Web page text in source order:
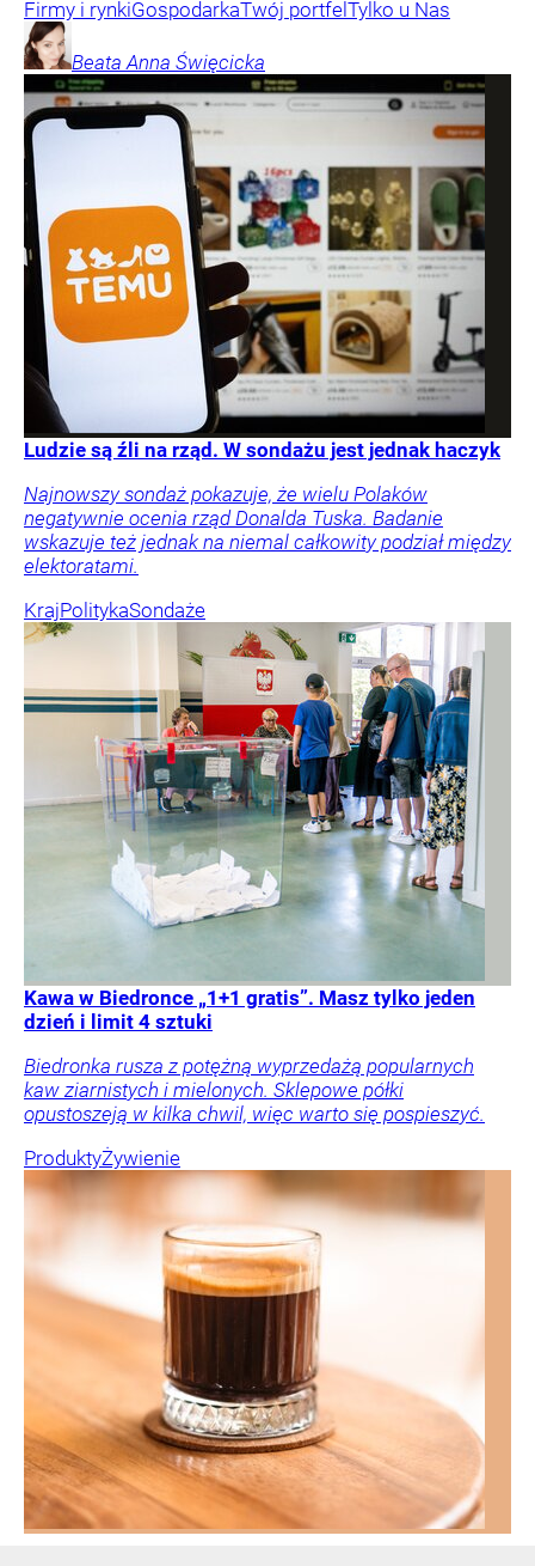
Firmy i rynkiGospodarkaTwój portfel Tylko u Nas
Beata Anna Święcicka
Ludzie są źli na rząd. W sondażu jest jednak haczyk
Najnowszy sondaż pokazuje, że wielu Polaków
negatywnie ocenia rząd Donalda Tuska. Badanie
wskazuje też jednak na niemal całkowity podział między
elektoratami.
KrajPolitykaSondaże
Kawa w Biedronce „1+1 gratis”. Masz tylko jeden
dzień i limit 4 sztuki
Biedronka rusza z potężną wyprzedażą popularnych
kaw ziarnistych i mielonych. Sklepowe półki
opustoszeją w kilka chwil, więc warto się pospieszyć.
ProduktyŻywienie